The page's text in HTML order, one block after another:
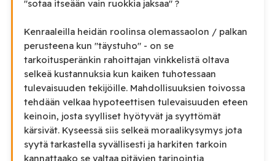
"sotaa itseään vain ruokkia jaksaa" ?
Kenraaleilla heidän roolinsa olemassaolon / palkan
perusteena kun "täystuho" - on se
tarkoitusperänkin rahoittajan vinkkelistä oltava
selkeä kustannuksia kun kaiken tuhotessaan
tulevaisuuden tekijöille. Mahdollisuuksien toivossa
tehdään velkaa hypoteettisen tulevaisuuden eteen
keinoin, josta syylliset hyötyvät ja syyttömät
kärsivät. Kyseessä siis selkeä moraalikysymys jota
syytä tarkastella syvällisesti ja harkiten tarkoin
kannattaako se valtaa pitävien tarinointia